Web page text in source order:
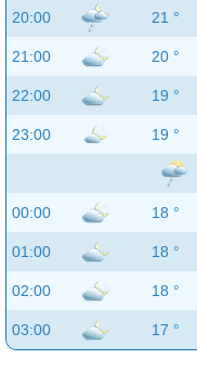
20:00 21 °
21:00 20 °
22:00 19 °
23:00 19 °
00:00 18 °
01:00 18 °
02:00 18 °
03:00 17 °